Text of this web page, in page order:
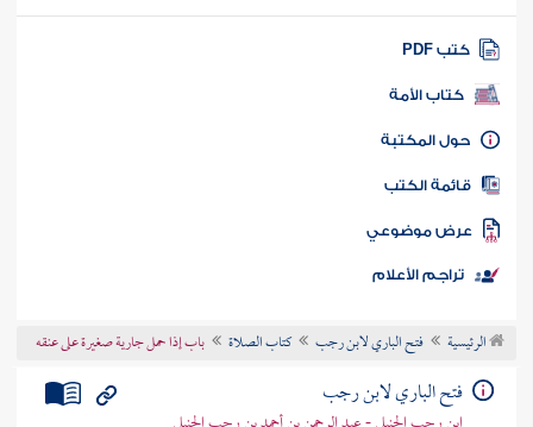
كتب PDF
كتاب الأمة
المكتبة
الكتب
موضوعي
تراجم الأعلام
الرئيسية فتح الباري لابن رجب كتاب الصلاة باب إذا حمل جارية صغيرة على عنقه
فتح الباري لابن رجب